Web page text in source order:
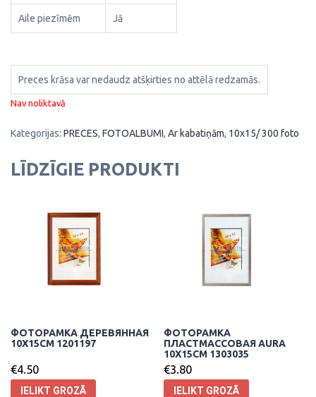
Aile piezīmēm Jā
Preces krāsa var nedaudz atšķirties no attēlā redzamās.
Nav noliktavā
Kategorijas: PRECES, FOTOALBUMI, Ar kabatiņām, 10x15/ 300 foto
LĪDZĪGIE PRODUKTI
ФОТОРАМКА ДЕРЕВЯННАЯ
10X15CM 1201197
€4.50
IELIKT GROZĀ
ФОТОРАМКА
ПЛАСТМАССОВАЯ AURA
10X15CM 1303035
€3.80
IELIKT GROZĀ